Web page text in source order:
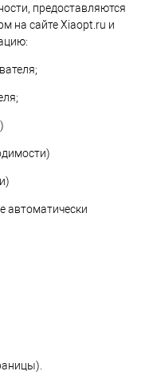
предоставляются
на сайте Xiaopt.ru и
автоматически